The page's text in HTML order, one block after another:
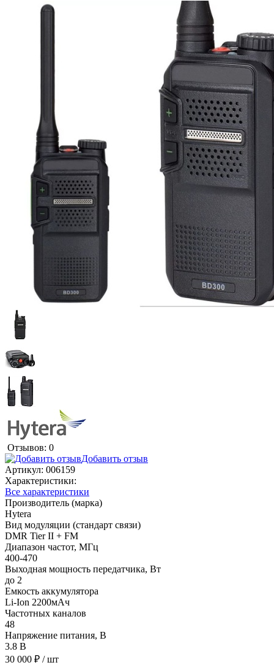
Отзывов: 0
Добавить отзыв
Артикул: 006159
Характеристики:
Все характеристики
Производитель (марка)
Hytera
Вид модуляции (стандарт связи)
DMR Tier II + FM
Диапазон частот, МГц
400-470
Выходная мощность передатчика, Вт
до 2
Емкость аккумулятора
Li-Ion 2200мАч
Частотных каналов
48
Напряжение питания, В
3.8 В
30 000 ₽ / шт